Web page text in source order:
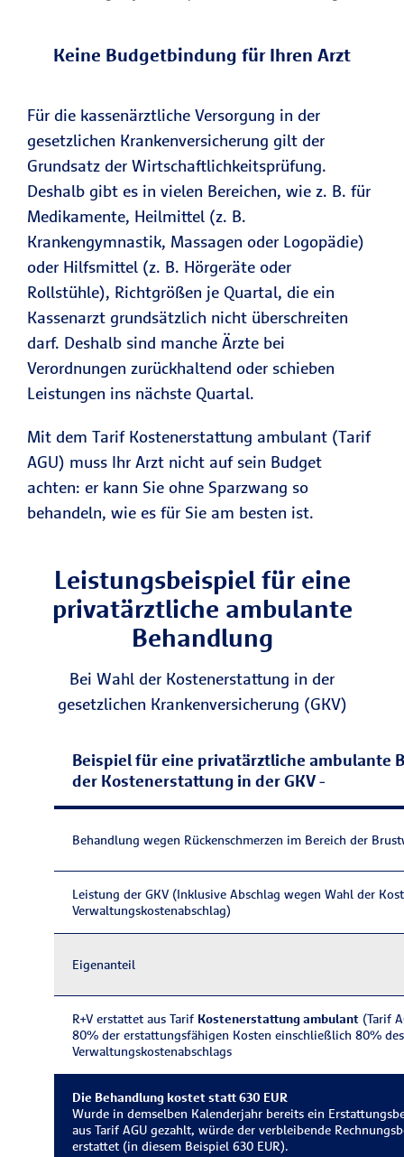
Keine Budgetbindung für Ihren Arzt
Für die kassenärztliche Versorgung in der
gesetzlichen Krankenversicherung gilt der
Grundsatz der Wirtschaftlichkeitsprüfung.
Deshalb gibt es in vielen Bereichen, wie z. B. für
Medikamente, Heilmittel (z. B.
Krankengymnastik, Massagen oder Logopädie)
oder Hilfsmittel (z. B. Hörgeräte oder
Rollstühle), Richtgrößen je Quartal, die ein
Kassenarzt grundsätzlich nicht überschreiten
darf. Deshalb sind manche Ärzte bei
Verordnungen zurückhaltend oder schieben
Leistungen ins nächste Quartal.
Mit dem Tarif Kostenerstattung ambulant (Tarif
AGU) muss Ihr Arzt nicht auf sein Budget
achten: er kann Sie ohne Sparzwang so
behandeln, wie es für Sie am besten ist.
Leistungsbeispiel für eine
privatärztliche ambulante
Behandlung
Bei Wahl der Kostenerstattung in der
gesetzlichen Krankenversicherung (GKV)
Beispiel für eine privatärztliche ambulante
der Kostenerstattung in der GKV -
Behandlung wegen Rückenschmerzen im Bereich der
Leistung der GKV (Inklusive Abschlag wegen Wahl der
Verwaltungskostenabschlag)
Eigenanteil
R+V erstattet aus Tarif Kostenerstattung ambulant (Tarif
80% der erstattungsfähigen Kosten einschließlich 80% des
Verwaltungskostenabschlags
Die Behandlung kostet statt 630 EUR
Wurde in dem­selben Kalender­jahr bereits ein
aus Tarif AGU gezahlt, würde der verblei­bende
erstattet (in diesem Bei­spiel 630 EUR).